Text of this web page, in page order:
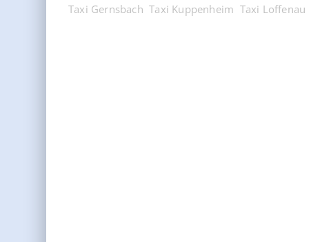
Taxi Gernsbach Taxi Kuppenheim Taxi Loffenau